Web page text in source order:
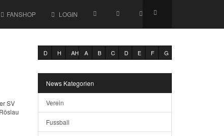
FANSHOP LOGIN
SV
D H AH A B C D E F G
News Kategorien
Verein
Fussball